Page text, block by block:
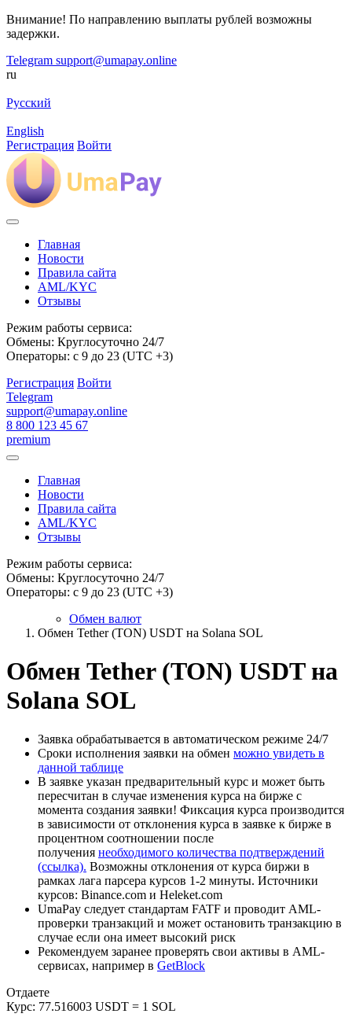
Внимание! По направлению выплаты рублей возможны
задержки.
Telegram support@umapay.online
ru
Русский
English
Регистрация Войти
Главная
Новости
Правила сайта
AML/KYC
Отзывы
Режим работы сервиса:
Обмены: Круглосуточно 24/7
Операторы: с 9 до 23 (UTC +3)
Регистрация Войти
Telegram
support@umapay.online
8 800 123 45 67
premium
Главная
Новости
Правила сайта
AML/KYC
Отзывы
Режим работы сервиса:
Обмены: Круглосуточно 24/7
Операторы: с 9 до 23 (UTC +3)
Обмен валют
Обмен Tether (TON) USDT на Solana SOL
Обмен Tether (TON) USDT на
Solana SOL
Заявка обрабатывается в автоматическом режиме 24/7
Сроки исполнения заявки на обмен можно увидеть в
данной таблице
В заявке указан предварительный курс и может быть
пересчитан в случае изменения курса на бирже с
момента создания заявки! Фиксация курса производится
в зависимости от отклонения курса в заявке к бирже в
процентном соотношении после
получения необходимого количества подтверждений
(ссылка). Возможны отклонения от курса биржи в
рамках лага парсера курсов 1-2 минуты. Источники
курсов: Binance.com и Heleket.com
UmaPay следует стандартам FATF и проводит AML-
проверки транзакций и может остановить транзакцию в
случае если она имеет высокий риск
Рекомендуем заранее проверять свои активы в AML-
сервисах, например в GetBlock
Отдаете
Курс: 77.516003 USDT = 1 SOL